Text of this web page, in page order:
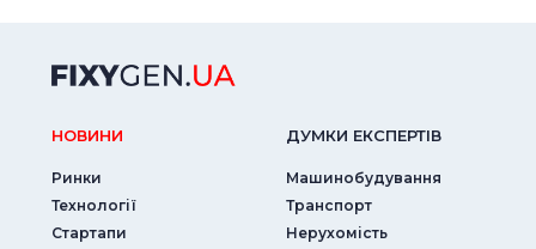
НОВИНИ
Ринки
Технології
Стартапи
ДУМКИ ЕКСПЕРТIВ
Машинобудування
Транспорт
Нерухомість